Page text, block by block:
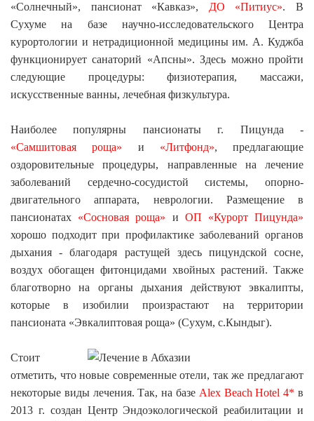
«Солнечный», пансионат «Кавказ», ДО «Питиус». В
Сухуме на базе научно-исследовательского Центра
курортологии и нетрадиционной медицины им. А. Куджба
функционирует санаторий «Апсны». Здесь можно пройти
следующие процедуры: физиотерапия, массажи,
искусственные ванны, лечебная физкультура.
Наиболее популярны пансионаты г. Пицунда -
«Самшитовая роща» и «Литфонд», предлагающие
оздоровительные процедуры, направленные на лечение
заболеваний сердечно-сосудистой системы, опорно-
двигательного аппарата, неврологии. Размещение в
пансионатах «Сосновая роща» и ОП «Курорт Пицунда»
хорошо подходит при профилактике заболеваний органов
дыхания - благодаря растущей здесь пицундской сосне,
воздух обогащен фитонцидами хвойных растений. Также
благотворно на органы дыхания действуют эвкалипты,
которые в изобилии произрастают на территории
пансионата «Эвкалиптовая роща» (Сухум, с.Кындыг).
Стоит
отметить, что новые современные отели, так же предлагают
некоторые виды лечения. Так, на базе Alex Beach Hotel 4* в
2013 г. создан Центр Эндоэкологической реабилитации и